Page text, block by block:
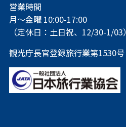
営業時間
月～金曜 10:00-17:00
（定休日：土日祝、12/30-1/03）
観光庁長官登録旅行業第1530号